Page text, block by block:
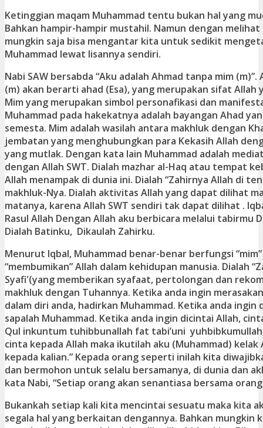
Ketinggian maqam Muhammad tentu bukan hal yang
Bahkan hampir-hampir mustahil. Namun dengan
mungkin saja bisa mengantar kita untuk sedikit
Muhammad lewat lisannya sendiri.
Nabi SAW bersabda “Aku adalah Ahmad tanpa mim
(m) akan berarti ahad (Esa), yang merupakan sifat Allah
Mim yang merupakan simbol personafikasi dan
Muhammad pada hakekatnya adalah bayangan Ahad
semesta. Mim adalah wasilah antara makhluk dengan
jembatan yang menghubungkan para Kekasih Allah
yang mutlak. Dengan kata lain Muhammad adalah
dengan Allah SWT. Dialah mazhar al-Haq atau tempat
Allah menampak di dunia ini. Dialah “Zahirnya Allah di
makhluk-Nya. Dialah aktivitas Allah yang dapat dilihat
matanya, karena Allah SWT sendiri tak dapat dilihat .
Rasul Allah Dengan Allah aku berbicara melalui tabirmu
Dialah Batinku, Dikaulah Zahirku.
Menurut Iqbal, Muhammad benar-benar berfungsi
“membumikan” Allah dalam kehidupan manusia. Dialah
Syafi'(yang memberikan syafaat, pertolongan dan
makhluk dengan Tuhannya. Ketika anda ingin
dalam diri anda, hadirkan Muhammad. Ketika anda ingin
sapalah Muhammad. Ketika anda ingin dicintai Allah,
Qul inkuntum tuhibbunallah fat tabi’uni
cinta kepada Allah maka ikutilah aku (Muhammad) kelak
kepada kalian.” Kepada orang seperti inilah kita
dan bermohon untuk selalu bersamanya, di dunia dan
kata Nabi, “Setiap orang akan senantiasa bersama
Bukankah setiap kali kita mencintai sesuatu maka kita
segala hal yang berkaitan dengannya. Bahkan mungkin